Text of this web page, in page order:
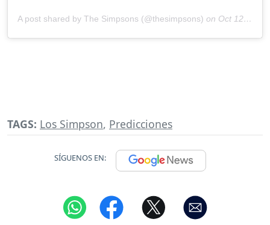
A post shared by The Simpsons (@thesimpsons) on Oct 12, 2020 at 7:24pm PDT
TAGS: Los Simpson, Predicciones
SÍGUENOS EN: